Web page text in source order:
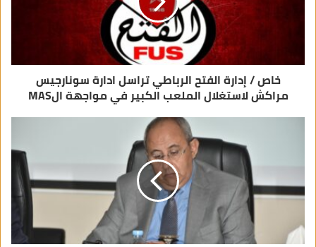
خاص / إدارة الفتح الرباطي تراسل ادارة سونارجيس
مراكش لاستغلال الملعب الكبير في مواجهة الMAS